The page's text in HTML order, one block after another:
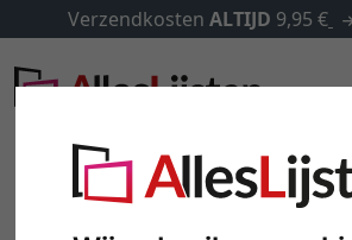
Verzendkosten ALTIJD 9,95 €